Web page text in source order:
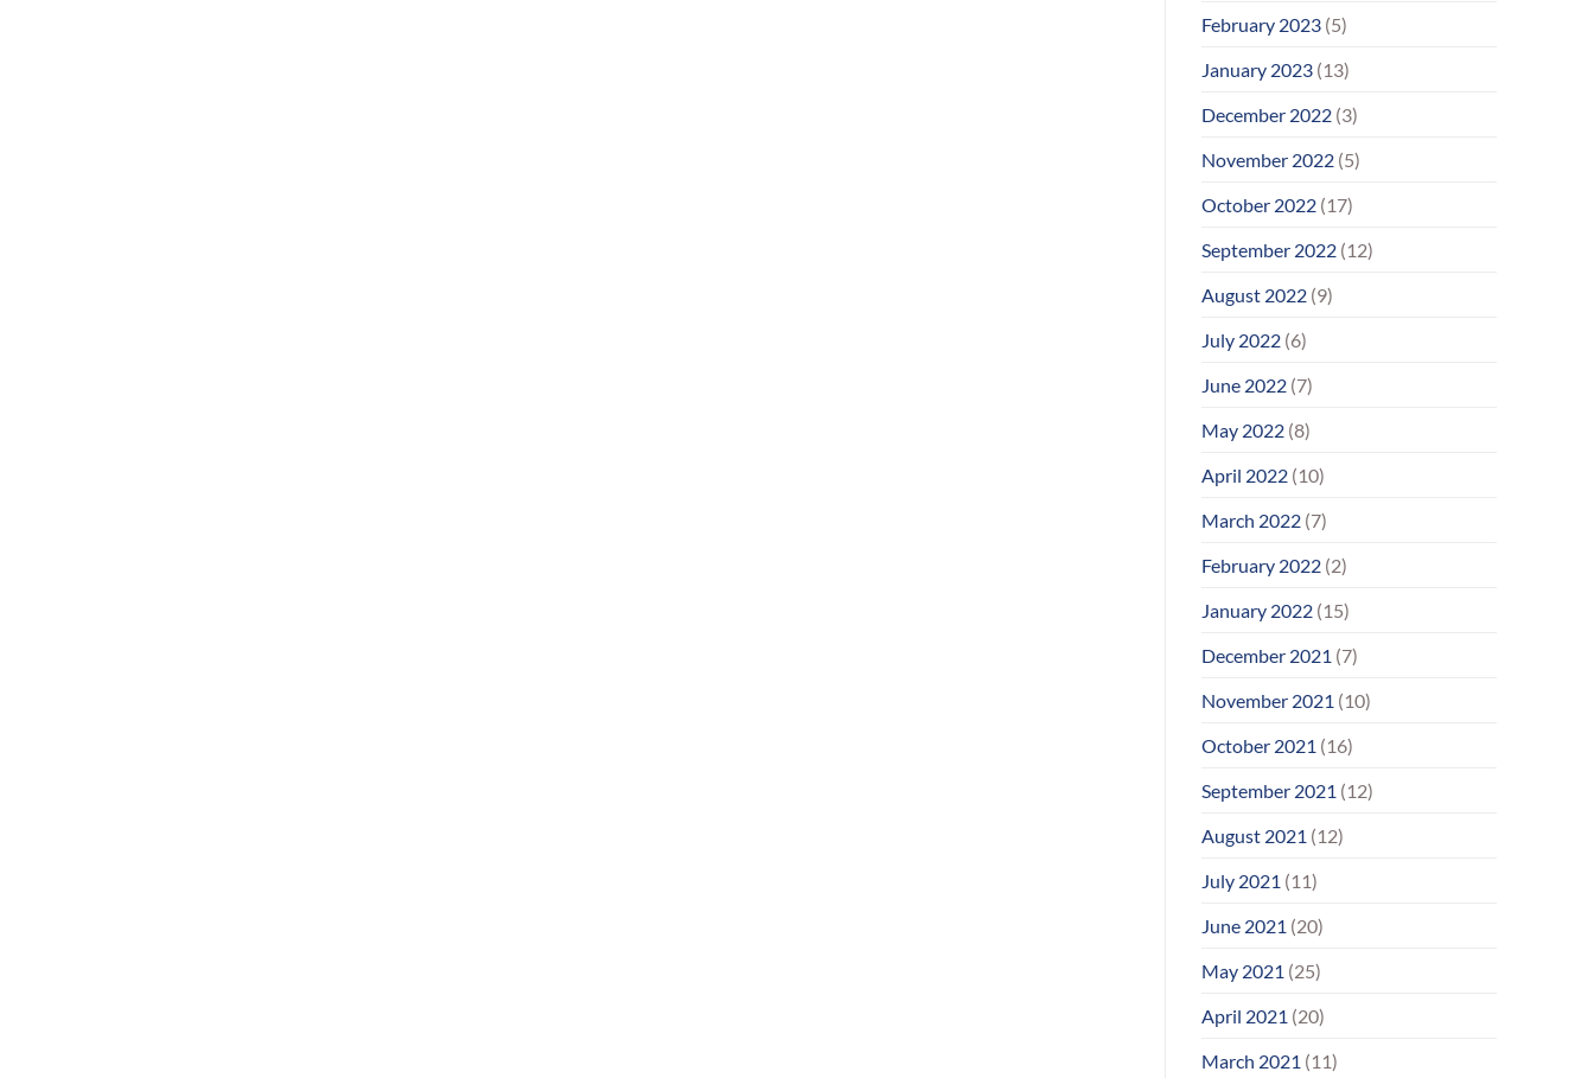
February 2023 (5)
January 2023 (13)
December 2022 (3)
November 2022 (5)
October 2022 (17)
September 2022 (12)
August 2022 (9)
July 2022 (6)
June 2022 (7)
May 2022 (8)
April 2022 (10)
March 2022 (7)
February 2022 (2)
January 2022 (15)
December 2021 (7)
November 2021 (10)
October 2021 (16)
September 2021 (12)
August 2021 (12)
July 2021 (11)
June 2021 (20)
May 2021 (25)
April 2021 (20)
March 2021 (11)